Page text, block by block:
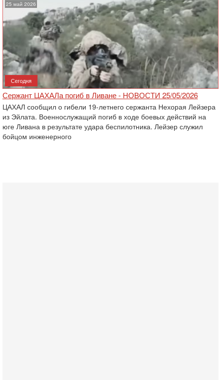
25 май 2026
Сегодня
Сержант ЦАХАЛа погиб в Ливане - НОВОСТИ 25/05/2026
ЦАХАЛ сообщил о гибели 19-летнего сержанта Нехорая Лейзера
из Эйлата. Военнослужащий погиб в ходе боевых действий на
юге Ливана в результате удара беспилотника. Лейзер служил
бойцом инженерного